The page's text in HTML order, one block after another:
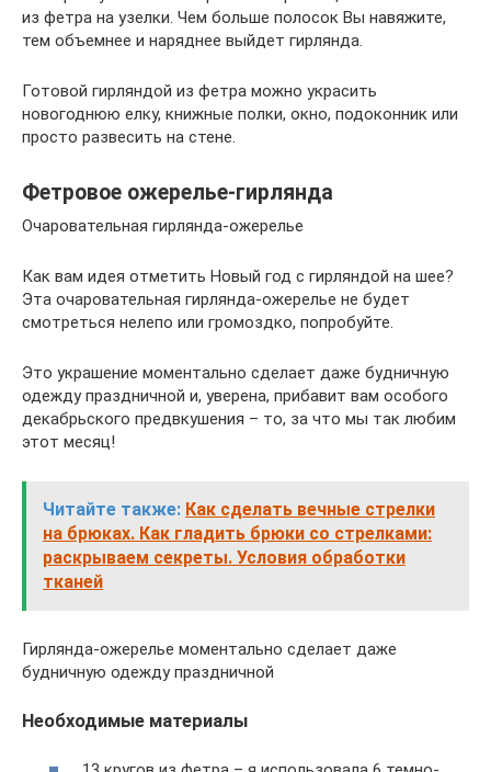
из фетра на узелки. Чем больше полосок Вы навяжите,
тем объемнее и наряднее выйдет гирлянда.
Готовой гирляндой из фетра можно украсить
новогоднюю елку, книжные полки, окно, подоконник или
просто развесить на стене.
Фетровое ожерелье-гирлянда
Очаровательная гирлянда-ожерелье
Как вам идея отметить Новый год с гирляндой на шее?
Эта очаровательная гирлянда-ожерелье не будет
смотреться нелепо или громоздко, попробуйте.
Это украшение моментально сделает даже будничную
одежду праздничной и, уверена, прибавит вам особого
декабрьского предвкушения – то, за что мы так любим
этот месяц!
Читайте также: Как сделать вечные стрелки
на брюках. Как гладить брюки со стрелками:
раскрываем секреты. Условия обработки
тканей
Гирлянда-ожерелье моментально сделает даже
будничную одежду праздничной
Необходимые материалы